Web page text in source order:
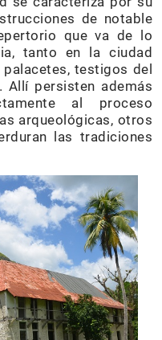
de notable
que va de lo
tanto en la ciudad
testigos del
Allí persisten además
al proceso
arqueológicas, otros
las tradiciones